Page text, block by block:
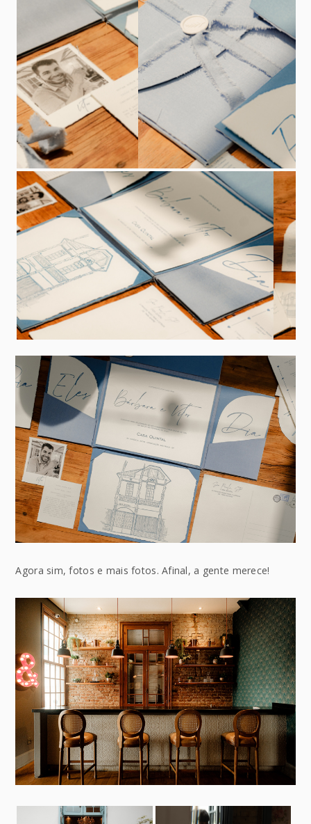
Agora sim, fotos e mais fotos. Afinal, a gente merece!